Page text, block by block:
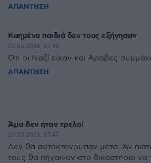
ΑΠΑΝΤΗΣΗ
Καημένα παιδιά δεν τους εξήγησαν
20.05.2026, 07:48
Ότι οι Ναζί είχαν και Άραβες
ΑΠΑΝΤΗΣΗ
Άμα δεν ήταν τρελοί
20.05.2026, 07:47
Δεν θα αυτοκτονούσαν μετά. Αν
τους θα πήγαιναν στο δικαστήριο